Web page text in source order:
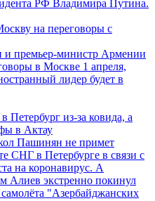
РФ Владимира Путина.
на переговоры с
премьер-министр Армении
в Москве 1 апреля,
лидер будет в
из-за ковида, а
в Актау
Пашинян не примет
СНГ в Петербурге в связи с
на коронавирус. А
Алиев экстренно покинул
"Азербайджанских